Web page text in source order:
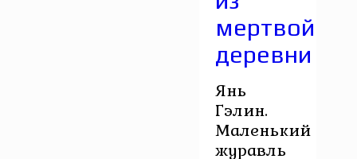
мертвой
деревни
Янь
Гэлин.
Маленький
журавль